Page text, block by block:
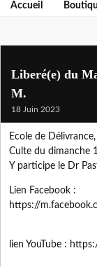
Accueil
Liberé(e) du
M.
18 Juin 2023
Ecole de
Culte du dimanche
Y participe le Dr
Lien Facebook :
https://
lien YouTube :